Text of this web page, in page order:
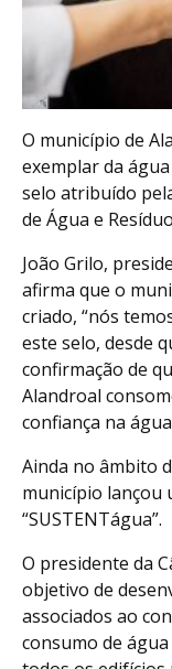
O município de
exemplar da
selo atribuído
de Água e
João Grilo,
afirma que o
criado, “nós
este selo, desde
confirmação de
Alandroal
confiança na
Ainda no âmbito
município lançou
“SUSTENTágua”.
O presidente da
objetivo de
associados ao
consumo de